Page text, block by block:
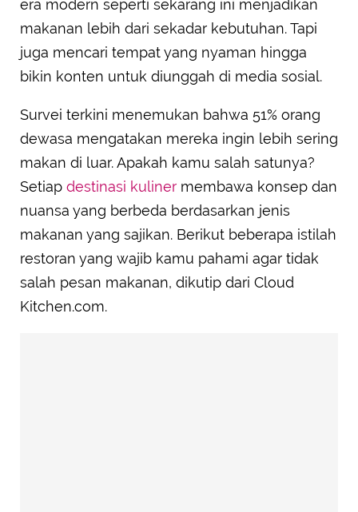
era modern seperti sekarang ini menjadikan
makanan lebih dari sekadar kebutuhan. Tapi
juga mencari tempat yang nyaman hingga
bikin konten untuk diunggah di media sosial.
Survei terkini menemukan bahwa 51% orang
dewasa mengatakan mereka ingin lebih sering
makan di luar. Apakah kamu salah satunya?
Setiap destinasi kuliner membawa konsep dan
nuansa yang berbeda berdasarkan jenis
makanan yang sajikan. Berikut beberapa istilah
restoran yang wajib kamu pahami agar tidak
salah pesan makanan, dikutip dari Cloud
Kitchen.com.